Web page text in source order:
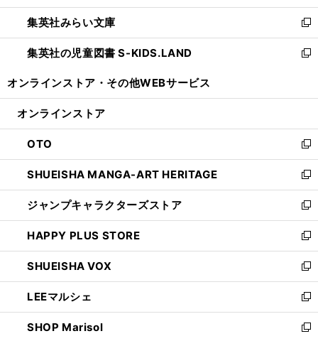
開
く
ウ
で
開
く
ン
ド
ウ
で
ウ
ィ
ン
ド
開
集英社みらい文庫
新
し
い
ン
ウ
で
開
く
集英社の児童図書 S-KIDS.LAND
新
ウ
ン
ド
ウ
で
開
く
オンラインストア・ その他WEBサービス
オンラインストア
OTO
新
し
い
ウ
ィ
ン
ド
ウ
で
開
く
SHUEISHA MANGA-ART HERITAGE
新
し
い
ウ
ィ
ン
ド
ウ
で
開
く
ジャンプキャラクターズストア
新
し
い
ウ
ィ
ン
ド
ウ
で
HAPPY PLUS STORE
新
し
い
ウ
ィ
ン
ド
SHUEISHA VOX
新
し
い
ウ
ィ
LEEマルシェ
新
し
い
SHOP Marisol
新